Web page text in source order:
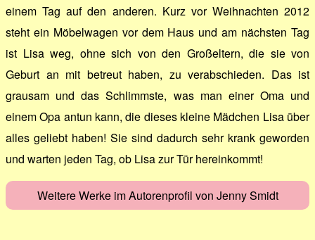
einem Tag auf den anderen. Kurz vor Weihnachten 2012
steht ein Möbelwagen vor dem Haus und am nächsten Tag
ist Lisa weg, ohne sich von den Großeltern, die sie von
Geburt an mit betreut haben, zu verabschieden. Das ist
grausam und das Schlimmste, was man einer Oma und
einem Opa antun kann, die dieses kleine Mädchen Lisa über
alles geliebt haben! Sie sind dadurch sehr krank geworden
und warten jeden Tag, ob Lisa zur Tür hereinkommt!
Weitere Werke im Autorenprofil von Jenny Smidt